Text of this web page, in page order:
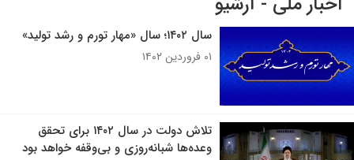
سال ۱۴۰۲؛ سال «مهار تورم و رشد تولید»
۰۱ فروردین ۱۴۰۲
تلاش دولت در سال ۱۴۰۲ برای تحقق
وعده‌ها شبانه‌روزی و بی‌وقفه خواهد بود